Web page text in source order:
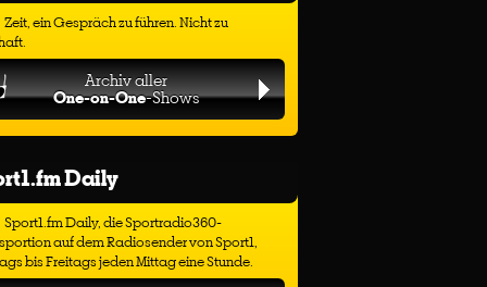
Zeit, ein Gespräch zu führen. Nicht zu
Archiv aller
One-on-One-Shows
Daily
Sport1.fm Daily, die Sportradio360-
auf dem Radiosender von Sport1,
bis Freitags jeden Mittag eine Stunde.